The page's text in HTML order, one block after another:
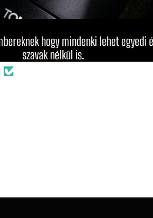
hogy mindenki lehet
szavak nélkül is.